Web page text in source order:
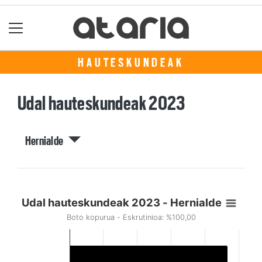
HAUTESKUNDEAK
Udal hauteskundeak 2023
Hernialde
Udal hauteskundeak 2023 - Hernialde
Boto kopurua - Eskrutinioa: %100,00